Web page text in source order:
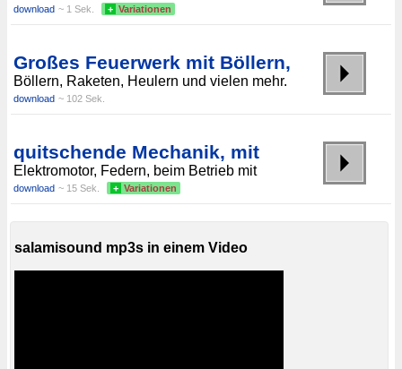
download ~ 1 Sek. + Variationen
Großes Feuerwerk mit Böllern,
Böllern, Raketen, Heulern und vielen mehr.
download ~ 102 Sek.
quitschende Mechanik, mit
Elektromotor, Federn, beim Betrieb mit
download ~ 15 Sek. + Variationen
salamisound mp3s in einem Video